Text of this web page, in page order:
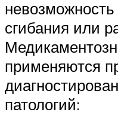
невозможность
сгибания или
применяются
патологий: